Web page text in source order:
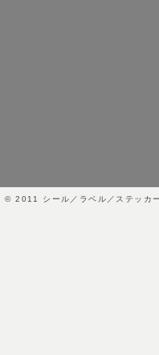
© 2011 シール／ラベル／ステッカ